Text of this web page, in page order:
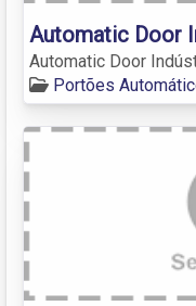
Automatic Door
Automatic Door
Portões